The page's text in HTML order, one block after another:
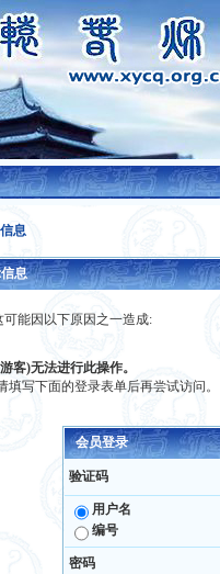
息
息
能因以下原因之一造成:
客)无法进行此操作。
填写下面的登录表单后再尝试访问。
会员登录
验证码
用户名
编号
密码